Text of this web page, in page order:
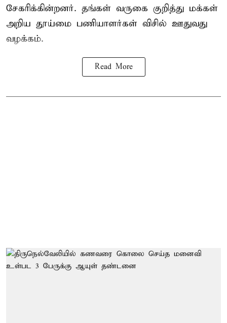
சேகரிக்கின்றனர். தங்கள் வருகை குறித்து மக்கள்
அறிய தூய்மை பணியாளர்கள் விசில் ஊதுவது
வழக்கம்.
Read More